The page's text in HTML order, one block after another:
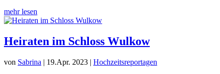
mehr lesen
Heiraten im Schloss Wulkow
von Sabrina | 19.Apr. 2023 | Hochzeitsreportagen